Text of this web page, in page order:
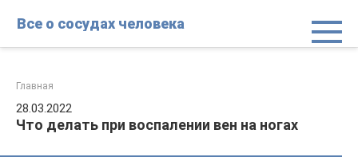
Все о сосудах человека
Главная
28.03.2022
Что делать при воспалении вен на ногах